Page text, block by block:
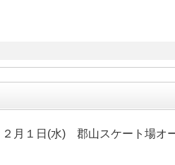
２月１日(水) 郡山スケート場オ